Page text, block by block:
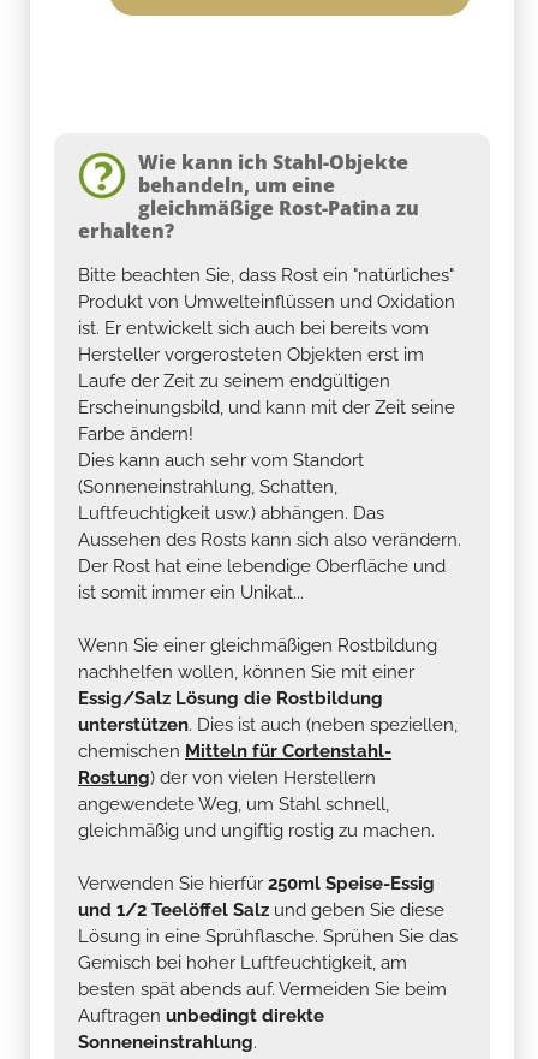
Wie kann ich Stahl-Objekte
behandeln, um eine
gleichmäßige Rost-Patina zu
erhalten?
Bitte beachten Sie, dass Rost ein "natürliches"
Produkt von Umwelteinflüssen und Oxidation
ist. Er entwickelt sich auch bei bereits vom
Hersteller vorgerosteten Objekten erst im
Laufe der Zeit zu seinem endgültigen
Erscheinungsbild, und kann mit der Zeit seine
Farbe ändern!
Dies kann auch sehr vom Standort
(Sonneneinstrahlung, Schatten,
Luftfeuchtigkeit usw.) abhängen. Das
Aussehen des Rosts kann sich also verändern.
Der Rost hat eine lebendige Oberfläche und
ist somit immer ein Unikat...
Wenn Sie einer gleichmäßigen Rostbildung
nachhelfen wollen, können Sie mit einer
Essig/Salz Lösung die Rostbildung
unterstützen. Dies ist auch (neben speziellen,
chemischen Mitteln für Cortenstahl-
Rostung) der von vielen Herstellern
angewendete Weg, um Stahl schnell,
gleichmäßig und ungiftig rostig zu machen.
Verwenden Sie hierfür 250ml Speise-Essig
und 1/2 Teelöffel Salz und geben Sie diese
Lösung in eine Sprühflasche. Sprühen Sie das
Gemisch bei hoher Luftfeuchtigkeit, am
besten spät abends auf. Vermeiden Sie beim
Auftragen unbedingt direkte
Sonneneinstrahlung.